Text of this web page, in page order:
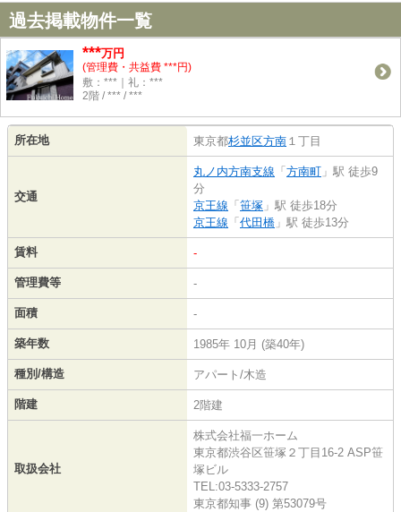
過去掲載物件一覧
***万円
(管理費・共益費 ***円)
敷：***｜礼：***
2階 / *** / ***
所在地 東京都杉並区方南 １丁目
交通
丸ノ内方南支線 「 方南町 」駅 徒歩9
分
京王線 「 笹塚 」駅 徒歩18分
京王線 「 代田橋 」駅 徒歩13分
賃料 -
管理費等 -
面積 -
築年数 1985年 10月 (築40年)
種別/構造 アパート/木造
階建 2階建
取扱会社
株式会社福一ホーム
東京都渋谷区笹塚２丁目16-2 ASP笹
塚ビル
TEL:03-5333-2757
東京都知事 (9) 第53079号